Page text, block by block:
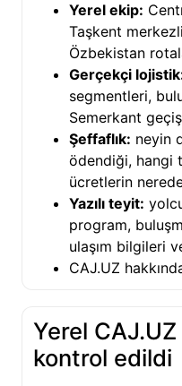
Yerel ekip:
Taşkent
Özbekistan
Gerçekçi
segmentleri,
Semerkant
Şeffaflık: neyin
ödendiği, hangi
ücretlerin
Yazılı teyit:
program,
ulaşım bilgileri
CAJ.UZ
Yerel
kontrol edildi